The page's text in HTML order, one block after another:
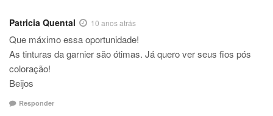
Patricia Quental 10 anos atrás
Que máximo essa oportunidade!
As tinturas da garnier são ótimas. Já quero ver seus fios pós
coloração!
Beijos
Responder